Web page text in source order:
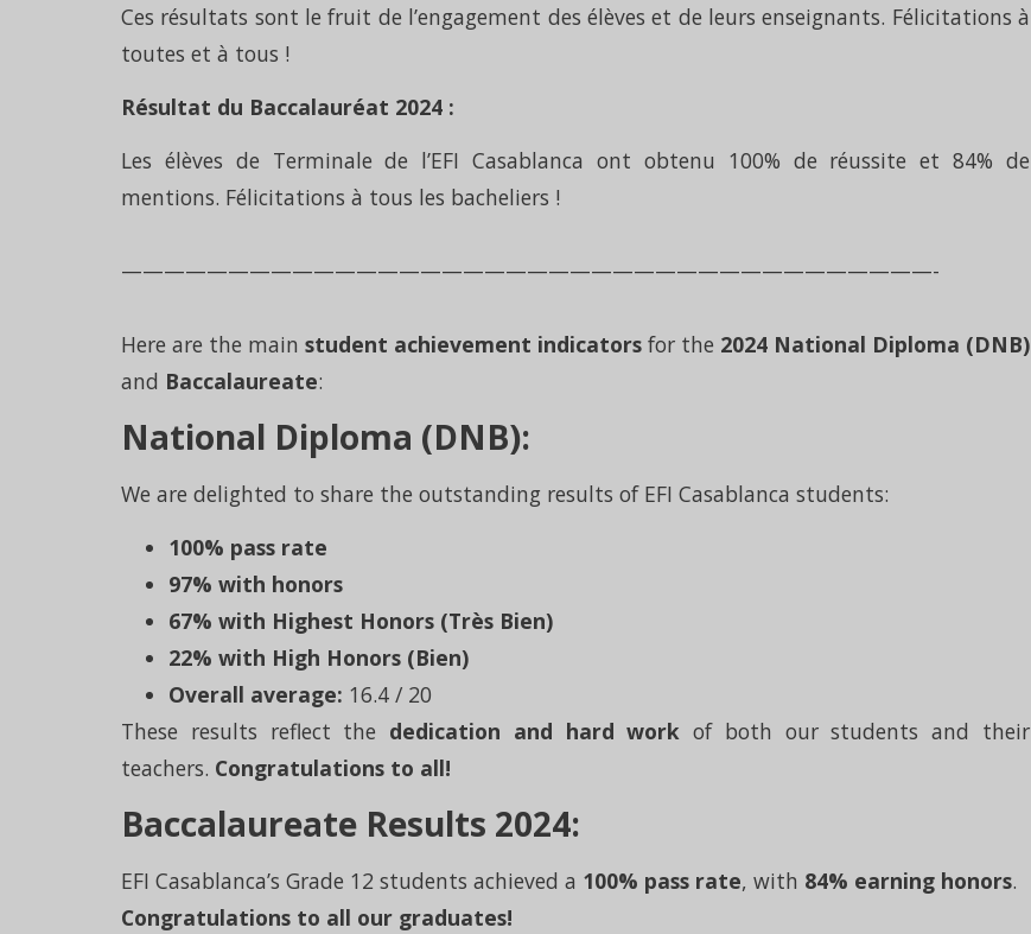
Ces résultats sont le fruit de l’engagement des élèves et de leurs enseignants. Félicitations à
toutes et à tous !
Résultat du Baccalauréat 2024 :
Les élèves de Terminale de l’EFI Casablanca ont obtenu 100% de réussite et 84% de
mentions. Félicitations à tous les bacheliers !
——————————————————————————————————————-
Here are the main student achievement indicators for the 2024 National Diploma (DNB)
and Baccalaureate:
National Diploma (DNB):
We are delighted to share the outstanding results of EFI Casablanca students:
100% pass rate
97% with honors
67% with Highest Honors (Très Bien)
22% with High Honors (Bien)
Overall average: 16.4 / 20
These results reflect the dedication and hard work of both our students and their
teachers. Congratulations to all!
Baccalaureate Results 2024:
EFI Casablanca’s Grade 12 students achieved a 100% pass rate, with 84% earning honors.
Congratulations to all our graduates!